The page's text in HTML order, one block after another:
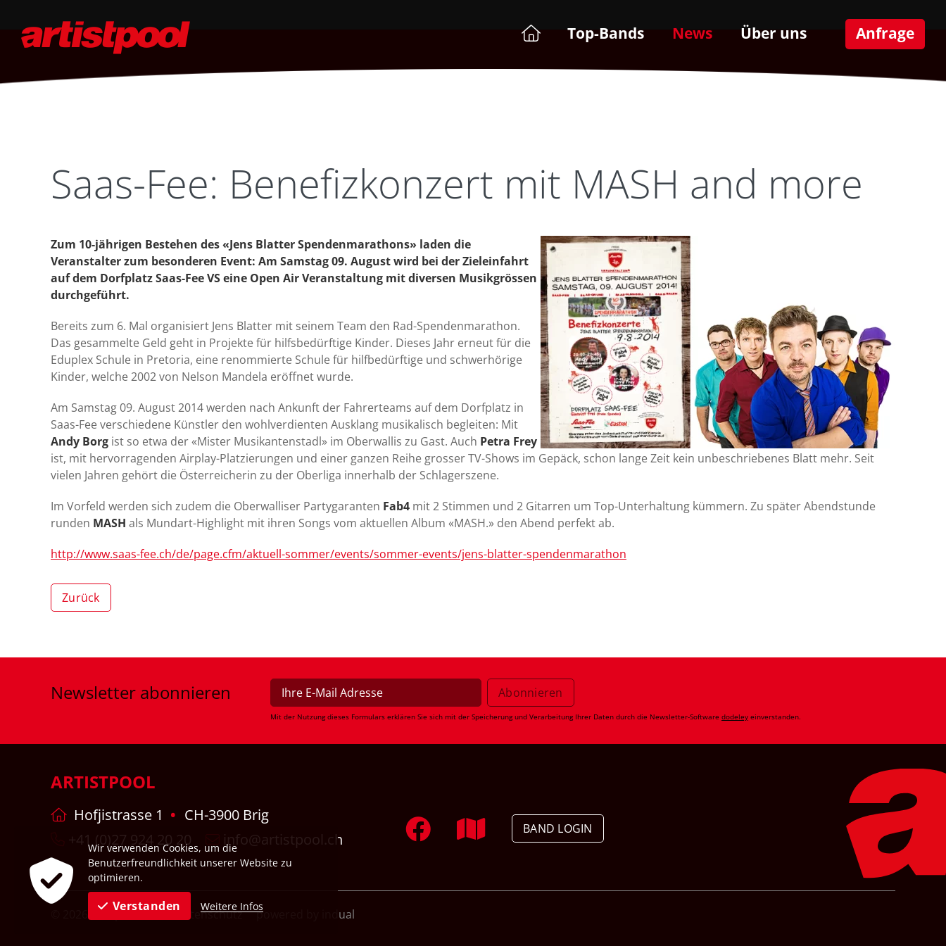
Top-Bands News Über uns Anfrage
Saas-Fee: Benefizkonzert mit MASH and more
Zum 10-jährigen Bestehen des «Jens Blatter Spendenmarathons» laden die
Veranstalter zum besonderen Event: Am Samstag 09. August wird bei der Zieleinfahrt
auf dem Dorfplatz Saas-Fee VS eine Open Air Veranstaltung mit diversen Musikgrössen
durchgeführt.
Bereits zum 6. Mal organisiert Jens Blatter mit seinem Team den Rad-Spendenmarathon.
Das gesammelte Geld geht in Projekte für hilfsbedürftige Kinder. Dieses Jahr erneut für die
Eduplex Schule in Pretoria, eine renommierte Schule für hilfbedürftige und schwerhörige
Kinder, welche 2002 von Nelson Mandela eröffnet wurde.
Am Samstag 09. August 2014 werden nach Ankunft der Fahrerteams auf dem Dorfplatz in
Saas-Fee verschiedene Künstler den wohlverdienten Ausklang musikalisch begleiten: Mit
Andy Borg ist so etwa der «Mister Musikantenstadl» im Oberwallis zu Gast. Auch Petra Frey
ist, mit hervorragenden Airplay-Platzierungen und einer ganzen Reihe grosser TV-Shows im Gepäck, schon lange Zeit kein unbeschriebenes Blatt mehr. Seit
vielen Jahren gehört die Österreicherin zu der Oberliga innerhalb der Schlagerszene.
Im Vorfeld werden sich zudem die Oberwalliser Partygaranten Fab4 mit 2 Stimmen und 2 Gitarren um Top-Unterhaltung kümmern. Zu später Abendstunde
runden MASH als Mundart-Highlight mit ihren Songs vom aktuellen Album «MASH.» den Abend perfekt ab.
http://www.saas-fee.ch/de/page.cfm/aktuell-sommer/events/sommer-events/jens-blatter-spendenmarathon
Zurück
Newsletter abonnieren
Mit der Nutzung dieses Formulars erklären Sie sich mit der Speicherung und Verarbeitung Ihrer Daten durch die Newsletter-Software dodeley einverstanden.
ARTISTPOOL
Hofjistrasse 1
CH-3900 Brig
+41 (0)27 924 20 20
info@artistpool.ch
BAND LOGIN
Impressum Datenschutz powered by indual
Wir verwenden Cookies, um die
Benutzerfreundlichkeit unserer Website zu
optimieren.
Verstanden Weitere Infos